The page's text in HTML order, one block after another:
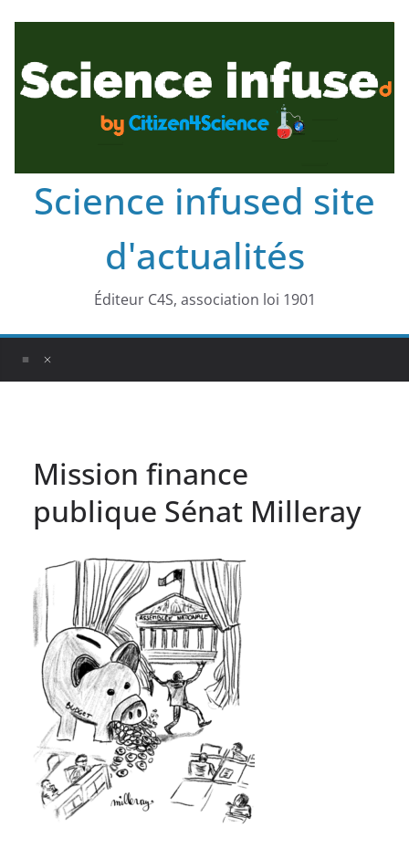
Science infused site
d'actualités
Éditeur C4S, association loi 1901
Mission finance
publique Sénat Milleray